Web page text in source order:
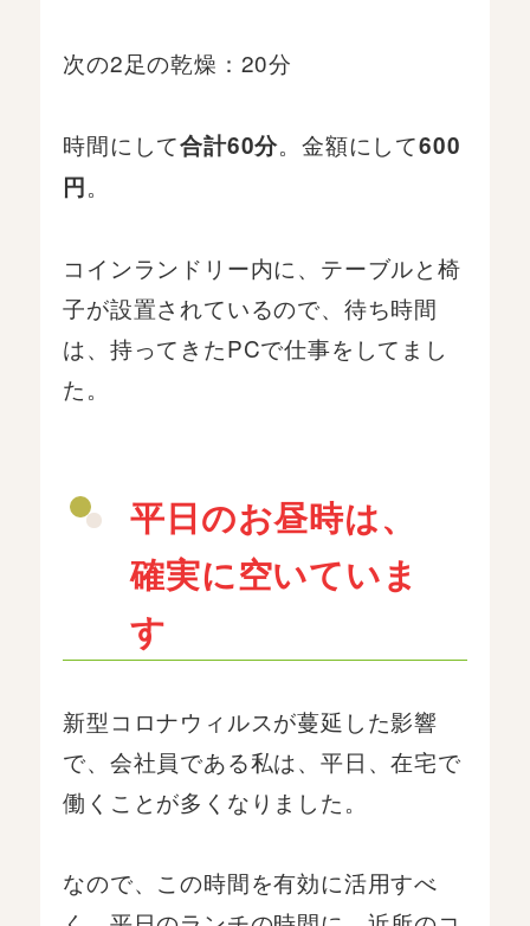
次の2足の乾燥：20分
時間にして合計60分。金額にして600
円。
コインランドリー内に、テーブルと椅
子が設置されているので、待ち時間
は、持ってきたPCで仕事をしてまし
た。
平日のお昼時は、
確実に空いていま
す
新型コロナウィルスが蔓延した影響
で、会社員である私は、平日、在宅で
働くことが多くなりました。
なので、この時間を有効に活用すべ